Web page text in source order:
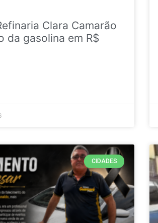
Clara Camarão
da gasolina em R$
CIDADES